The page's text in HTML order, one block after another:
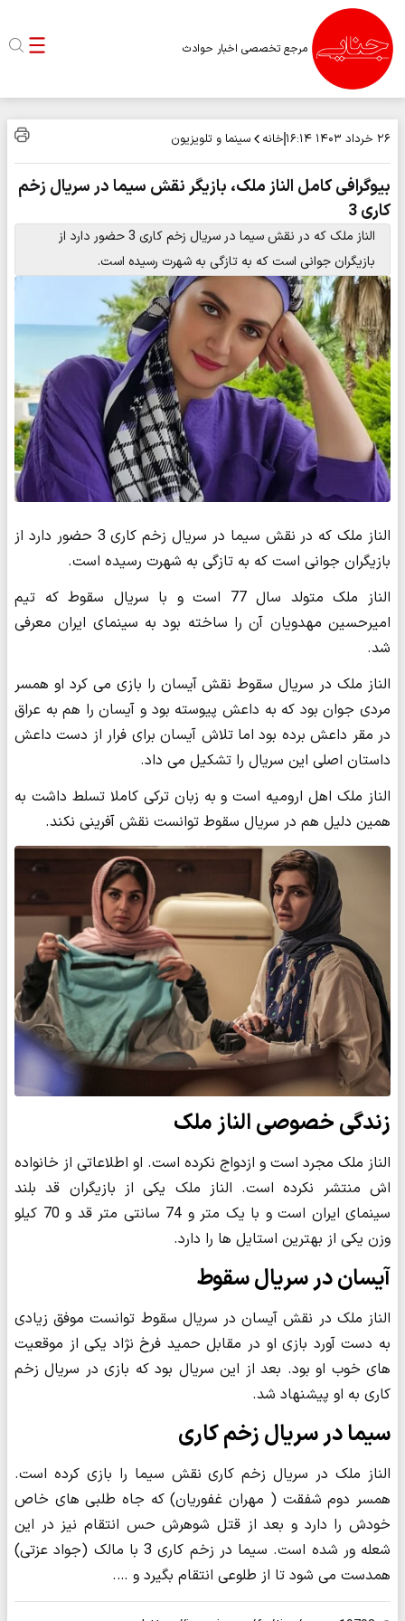
مرجع تخصصی اخبار حوادث
۲۶ خرداد ۱۴۰۳ ۱۶:۱۴ خانه سینما و تلویزیون
بیوگرافی کامل الناز ملک، بازیگر نقش سیما در سریال زخم
کاری 3
الناز ملک که در نقش سیما در سریال زخم کاری 3 حضور دارد از
بازیگران جوانی است که به تازگی به شهرت رسیده است.
الناز ملک که در نقش سیما در سریال زخم کاری 3 حضور دارد از
بازیگران جوانی است که به تازگی به شهرت رسیده است.
الناز ملک متولد سال 77 است و با سریال سقوط که تیم
امیرحسین مهدویان آن را ساخته بود به سینمای ایران معرفی
شد.
الناز ملک در سریال سقوط نقش آیسان را بازی می کرد او همسر
مردی جوان بود که به داعش پیوسته بود و آیسان را هم به عراق
در مقر داعش برده بود اما تلاش آیسان برای فرار از دست داعش
داستان اصلی این سریال را تشکیل می داد.
الناز ملک اهل ارومیه است و به زبان ترکی کاملا تسلط داشت به
همین دلیل هم در سریال سقوط توانست نقش آفرینی نکند.
زندگی خصوصی الناز ملک
الناز ملک مجرد است و ازدواج نکرده است. او اطلاعاتی از خانواده
اش منتشر نکرده است. الناز ملک یکی از بازیگران قد بلند
سینمای ایران است و با یک متر و 74 سانتی متر قد و 70 کیلو
وزن یکی از بهترین استایل ها را دارد.
آیسان در سریال سقوط
الناز ملک در نقش آیسان در سریال سقوط توانست موفق زیادی
به دست آورد بازی او در مقابل حمید فرخ نژاد یکی از موقعیت
های خوب او بود. بعد از این سریال بود که بازی در سریال زخم
کاری به او پیشنهاد شد.
سیما در سریال زخم کاری
الناز ملک در سریال زخم کاری نقش سیما را بازی کرده است.
همسر دوم شفقت ( مهران غفوریان) که جاه طلبی های خاص
خودش را دارد و بعد از قتل شوهرش حس انتقام نیز در این
شعله ور شده است. سیما در زخم کاری 3 با مالک (جواد عزتی)
همدست می شود تا از طلوعی انتقام بگیرد و ….